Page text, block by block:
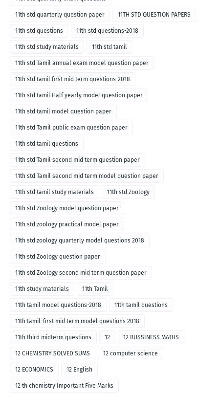
11th std quarterly question paper 11TH STD QUESTION PAPERS
11th std questions 11th std questions-2018
11th std study materials 11th std tamil
11th std Tamil annual exam model question paper
11th std tamil first mid term questions-2018
11th std tamil Half yearly model question paper
11th std tamil model question paper
11th std Tamil public exam question paper
11th std tamil questions
11th std Tamil second mid term question paper
11th std Tamil second mid term model question paper
11th std tamil study materials 11th std Zoology
11th std Zoology model question paper
11th std zoology practical model paper
11th std zoology quarterly model questions 2018
11th std Zoology question paper
11th std Zoology second mid term question paper
11th study materials 11th Tamil
11th tamil model questions-2018 11th tamil questions
11th tamil-first mid term model questions 2018
11th third midterm questions 12 12 BUSSINESS MATHS
12 CHEMISTRY SOLVED SUMS 12 computer science
12 ECONOMICS 12 English
12 th chemistry Important Five Marks